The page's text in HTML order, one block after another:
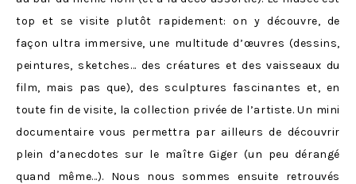
top et se visite plutôt rapidement: on y découvre, de
façon ultra immersive, une multitude d’œuvres (dessins,
peintures, sketches… des créatures et des vaisseaux du
film, mais pas que), des sculptures fascinantes et, en
toute fin de visite, la collection privée de l’artiste. Un mini
documentaire vous permettra par ailleurs de découvrir
plein d’anecdotes sur le maître Giger (un peu dérangé
quand même…). Nous nous sommes ensuite retrouvés